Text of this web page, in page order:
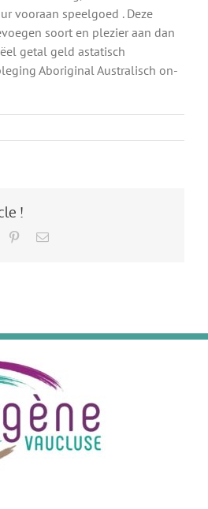
vooraan speelgoed . Deze
soort en plezier aan dan
getal geld astatisch
Aboriginal Australisch on-
!
PinterestEmail